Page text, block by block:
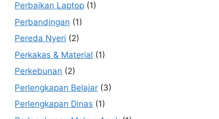
Perbaikan Laptop (1)
Perbandingan (1)
Pereda Nyeri (2)
Perkakas & Material (1)
Perkebunan (2)
Perlengkapan Belajar (3)
Perlengkapan Dinas (1)